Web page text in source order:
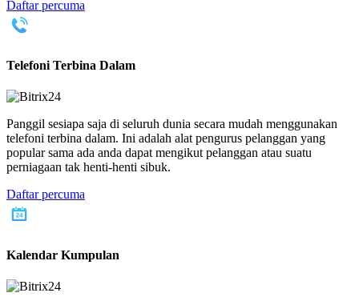
Daftar percuma
Telefoni Terbina Dalam
Panggil sesiapa saja di seluruh dunia secara mudah menggunakan
telefoni terbina dalam. Ini adalah alat pengurus pelanggan yang
popular sama ada anda dapat mengikut pelanggan atau suatu
perniagaan tak henti-henti sibuk.
Daftar percuma
Kalendar Kumpulan